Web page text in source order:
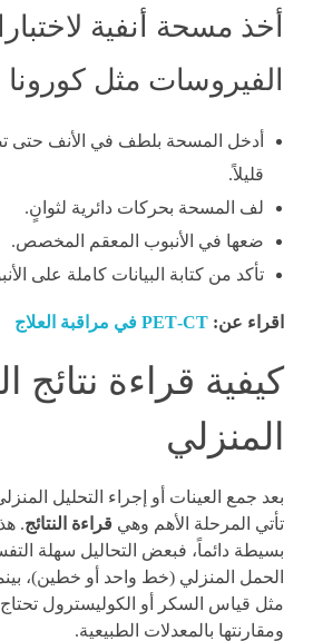
أخذ مسحة أنفية
الفيروسات مثل كورونا
أدخل المسحة بلطف في الأنف حتى
قليلاً.
لف المسحة بحركات دائرية لثوانٍ.
ضعها في الأنبوب المعقم المخصص.
تأكد من كتابة البيانات كاملة على
اقراء عن: PET‑CT في مراقبة العلاج
كيفية قراءة نتائج
المنزلي
بعد جمع العينات أو إجراء التحليل
تأتي المرحلة الأهم وهي قراءة النتائج.
بسيطة دائماً، فبعض التحاليل سهلة
الحمل المنزلي (خط واحد أو خطين)،
مثل قياس السكر أو الكوليسترول تحتاج
ومقارنتها بالمعدلات الطبيعية.